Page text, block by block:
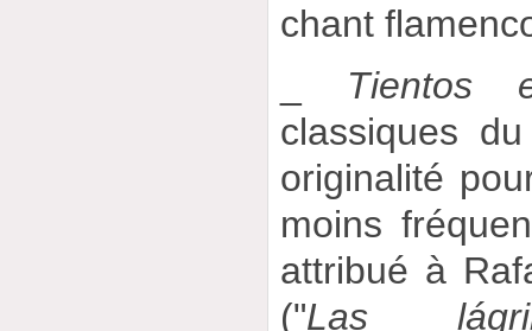
chant
Tientos
classiques
originalité
moins
attribué à
("Las